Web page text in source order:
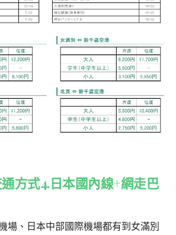
方式4.日本國內線+網走巴
場、日本中部國際機場都有到女滿別